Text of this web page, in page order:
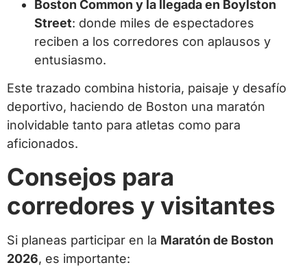
Boston Common y la llegada en Boylston
Street: donde miles de espectadores
reciben a los corredores con aplausos y
entusiasmo.
Este trazado combina historia, paisaje y desafío
deportivo, haciendo de Boston una maratón
inolvidable tanto para atletas como para
aficionados.
Consejos para
corredores y visitantes
Si planeas participar en la Maratón de Boston
2026, es importante: